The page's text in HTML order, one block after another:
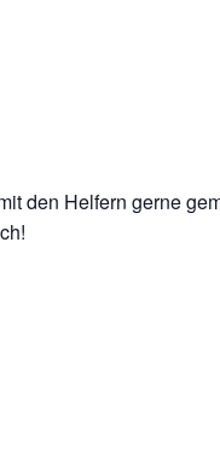
den Helfern gerne